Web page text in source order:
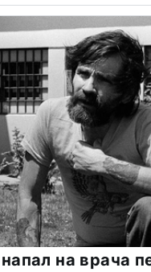
на врача